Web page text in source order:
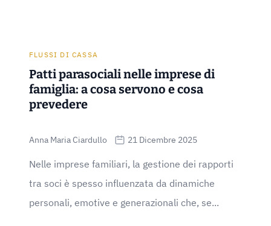
FLUSSI DI CASSA
Patti parasociali nelle imprese di
famiglia: a cosa servono e cosa
prevedere
Anna Maria Ciardullo 21 Dicembre 2025
Nelle imprese familiari, la gestione dei rapporti
tra soci è spesso influenzata da dinamiche
personali, emotive e generazionali che, se...